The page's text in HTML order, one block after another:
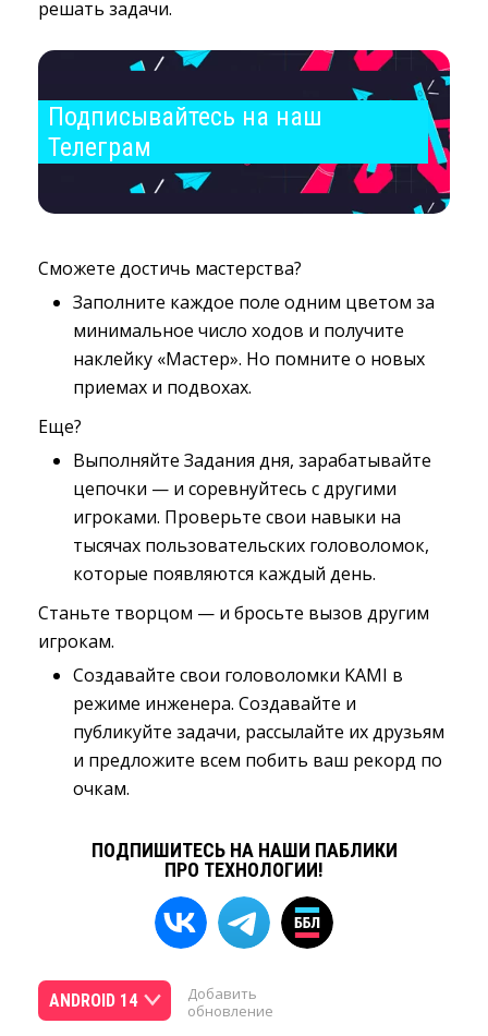
решать задачи.
Подписывайтесь на наш
Телеграм
Сможете достичь мастерства?
Заполните каждое поле одним цветом за
минимальное число ходов и получите
наклейку «Мастер». Но помните о новых
приемах и подвохах.
Еще?
Выполняйте Задания дня, зарабатывайте
цепочки — и соревнуйтесь с другими
игроками. Проверьте свои навыки на
тысячах пользовательских головоломок,
которые появляются каждый день.
Станьте творцом — и бросьте вызов другим
игрокам.
Создавайте свои головоломки KAMI в
режиме инженера. Создавайте и
публикуйте задачи, рассылайте их друзьям
и предложите всем побить ваш рекорд по
очкам.
ПОДПИШИТЕСЬ НА НАШИ ПАБЛИКИ
ПРО ТЕХНОЛОГИИ!
ANDROID 14
Добавить
обновление